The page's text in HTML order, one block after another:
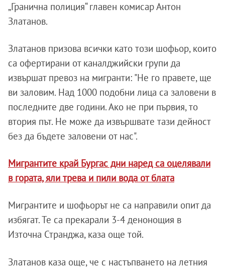
„Гранична полиция“ главен комисар Антон
Златанов.
Златанов призова всички като този шофьор, които
са офертирани от каналджийски групи да
извършат превоз на мигранти: "Не го правете, ще
ви заловим. Над 1000 подобни лица са заловени в
последните две години. Ако не при първия, то
втория път. Не може да извършвате тази дейност
без да бъдете заловени от нас".
Мигрантите край Бургас дни наред са оцелявали
в гората, яли трева и пили вода от блата
Мигрантите и шофьорът не са направили опит да
избягат. Те са прекарали 3-4 денонощия в
Източна Странджа, каза още той.
Златанов каза още, че с настъпването на летния